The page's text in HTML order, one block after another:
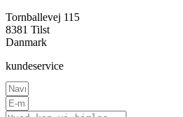
Tornballevej 115
8381 Tilst
Danmark
kundeservice